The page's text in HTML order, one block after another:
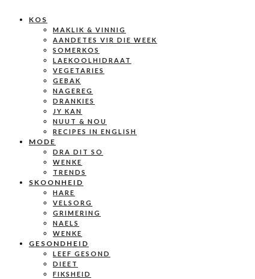
KOS
MAKLIK & VINNIG
AANDETES VIR DIE WEEK
SOMERKOS
LAEKOOLHIDRAAT
VEGETARIES
GEBAK
NAGEREG
DRANKIES
JY KAN
NUUT & NOU
RECIPES IN ENGLISH
MODE
DRA DIT SO
WENKE
TRENDS
SKOONHEID
HARE
VELSORG
GRIMERING
NAELS
WENKE
GESONDHEID
LEEF GESOND
DIEET
FIKSHEID